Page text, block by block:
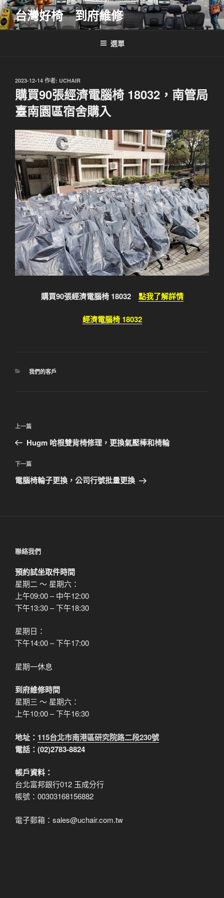
跳
至
主
台灣好椅 到府維修
選單
發
佈
於
2023-12-14 作者: UCHAIR
購買90張經濟電腦椅 18032，南管局
臺南園區宿舍購入
購買90張經濟電腦椅 18032 點我了解詳情
經濟電腦椅 18032
分
我們的客戶
文
導
覽
上
一
文
章
上一篇
Hugm 哈根雙背椅修理，更換氣壓棒和椅輪
下
一
下一篇
電腦椅輪子更換，公司行號批量更換
聯絡我們
預約試坐取件時間
星期二 ～ 星期六：
上午09:00 – 中午12:00
下午13:30 – 下午18:30
星期日：
下午14:00 – 下午17:00
星期一休息
到府維修時間
星期三 ～ 星期六：
上午10:00 – 下午16:30
地址： 115台北市南港區研究院路二段230號
電話：(02)2783-8824
帳戶資料：
台北富邦銀行012 玉成分行
帳號：00303168156882
電子郵箱：sales@uchair.com.tw